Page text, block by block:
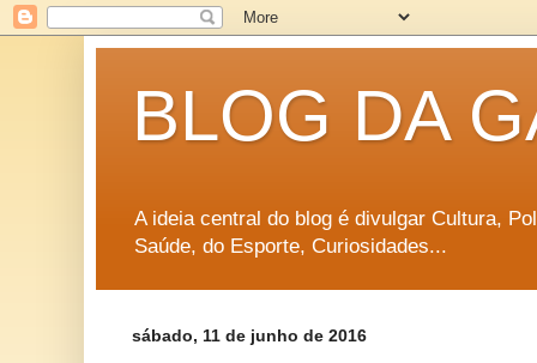
BLOG DA
A ideia central do blog é divulgar Cultura,
Saúde, do Esporte, Curiosidades...
sábado, 11 de junho de 2016